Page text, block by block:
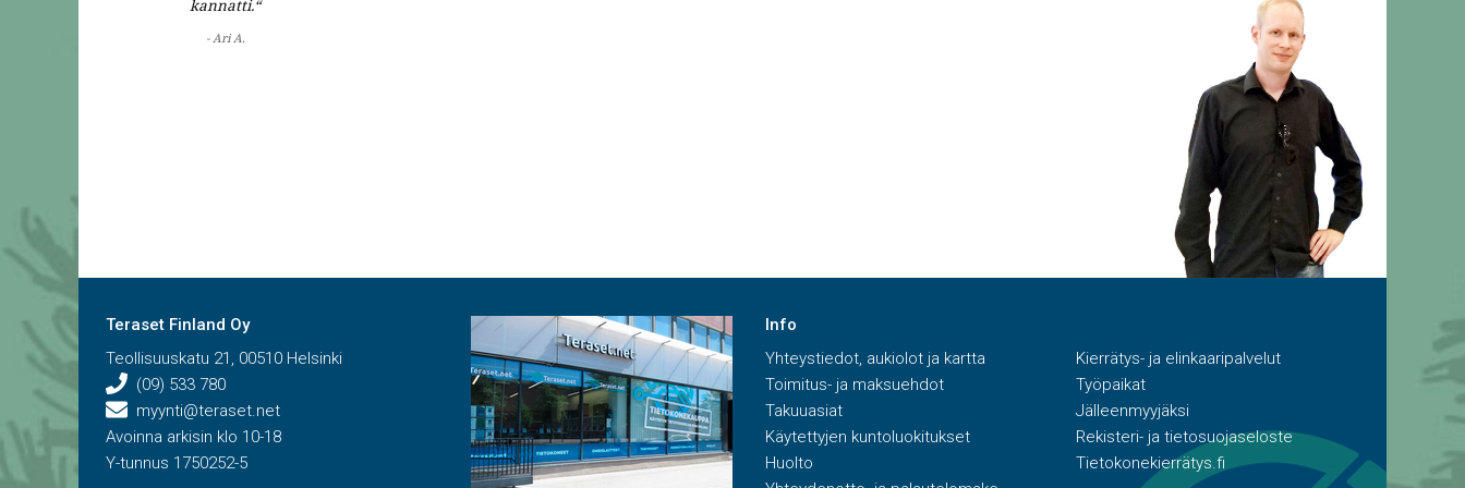
kannatti.“
- Ari A.
Teraset Finland Oy
Teollisuuskatu 21, 00510 Helsinki
(09) 533 780
myynti@teraset.net
Avoinna arkisin klo 10-18
Y-tunnus 1750252-5
Info
Yhteystiedot, aukiolot ja kartta
Toimitus- ja maksuehdot
Takuuasiat
Käytettyjen kuntoluokitukset
Huolto
Kierrätys- ja elinkaaripalvelut
Työpaikat
Jälleenmyyjäksi
Rekisteri- ja tietosuojaseloste
Tietokonekierrätys.fi